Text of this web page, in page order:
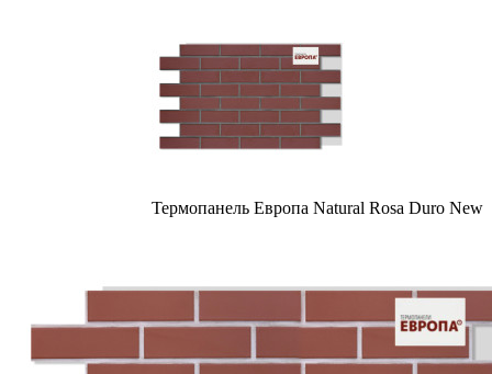
Термопанель Европа Natural Rosa Duro New